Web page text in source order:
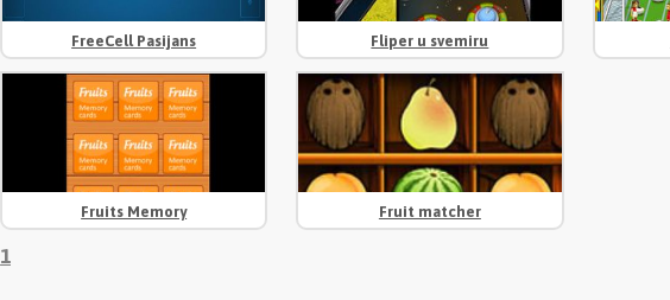
FreeCell Pasijans Fliper u svemiru
Fruits Memory Fruit matcher
1